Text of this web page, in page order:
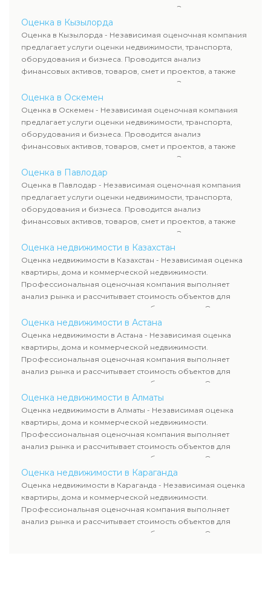
оценка животных и недропользования. Эксперты
определяют рыночную стоимость имущества и
рассчитывают ущерб. Все отчеты соответствуют
требованиям законодательства и используются для
сделок, кредитования и судебных процессов.
Оценка в Кызылорда
Оценка в Кызылорда - Независимая оценочная компания
предлагает услуги оценки недвижимости, транспорта,
оборудования и бизнеса. Проводится анализ
финансовых активов, товаров, смет и проектов, а также
оценка животных и недропользования. Эксперты
определяют рыночную стоимость имущества и
рассчитывают ущерб. Все отчеты соответствуют
требованиям законодательства и используются для
сделок, кредитования и судебных процессов.
Оценка в Оскемен
Оценка в Оскемен - Независимая оценочная компания
предлагает услуги оценки недвижимости, транспорта,
оборудования и бизнеса. Проводится анализ
финансовых активов, товаров, смет и проектов, а также
оценка животных и недропользования. Эксперты
определяют рыночную стоимость имущества и
рассчитывают ущерб. Все отчеты соответствуют
требованиям законодательства и используются для
сделок, кредитования и судебных процессов.
Оценка в Павлодар
Оценка в Павлодар - Независимая оценочная компания
предлагает услуги оценки недвижимости, транспорта,
оборудования и бизнеса. Проводится анализ
финансовых активов, товаров, смет и проектов, а также
оценка животных и недропользования. Эксперты
определяют рыночную стоимость имущества и
рассчитывают ущерб. Все отчеты соответствуют
требованиям законодательства и используются для
сделок, кредитования и судебных процессов.
Оценка недвижимости в Казахстан
Оценка недвижимости в Казахстан - Независимая оценка
квартиры, дома и коммерческой недвижимости.
Профессиональная оценочная компания выполняет
анализ рынка и рассчитывает стоимость объектов для
продажи, ипотеки, аренды и судебных споров. Оценка
недвижимости включает современные методы и
гарантирует объективные результаты. Отчеты
используются для банков, судов и страховых компаний по
всему Казахстану.
Оценка недвижимости в Астана
Оценка недвижимости в Астана - Независимая оценка
квартиры, дома и коммерческой недвижимости.
Профессиональная оценочная компания выполняет
анализ рынка и рассчитывает стоимость объектов для
продажи, ипотеки, аренды и судебных споров. Оценка
недвижимости включает современные методы и
гарантирует объективные результаты. Отчеты
используются для банков, судов и страховых компаний по
всему Казахстану.
Оценка недвижимости в Алматы
Оценка недвижимости в Алматы - Независимая оценка
квартиры, дома и коммерческой недвижимости.
Профессиональная оценочная компания выполняет
анализ рынка и рассчитывает стоимость объектов для
продажи, ипотеки, аренды и судебных споров. Оценка
недвижимости включает современные методы и
гарантирует объективные результаты. Отчеты
используются для банков, судов и страховых компаний по
всему Казахстану.
Оценка недвижимости в Караганда
Оценка недвижимости в Караганда - Независимая оценка
квартиры, дома и коммерческой недвижимости.
Профессиональная оценочная компания выполняет
анализ рынка и рассчитывает стоимость объектов для
продажи, ипотеки, аренды и судебных споров. Оценка